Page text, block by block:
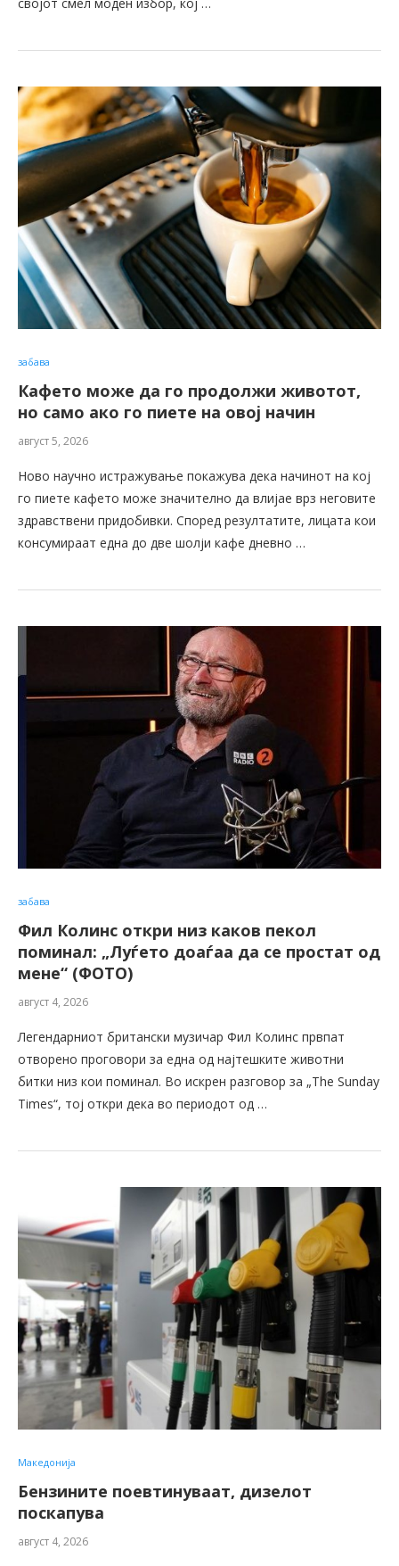
забава
Кафето може да го продолжи животот,
но само ако го пиете на овој начин
август 5, 2026
Ново научно истражување покажува дека начинот на кој
го пиете кафето може значително да влијае врз неговите
здравствени придобивки. Според резултатите, лицата кои
консумираат една до две шолји кафе дневно …
забава
Фил Колинс откри низ каков пекол
поминал: „Луѓето доаѓаа да се простат од
мене“ (ФОТО)
август 4, 2026
Легендарниот британски музичар Фил Колинс првпат
отворено проговори за една од најтешките животни
битки низ кои поминал. Во искрен разговор за „The Sunday
Times“, тој откри дека во периодот од …
Македонија
Бензините поевтинуваат, дизелот
поскапува
август 4, 2026